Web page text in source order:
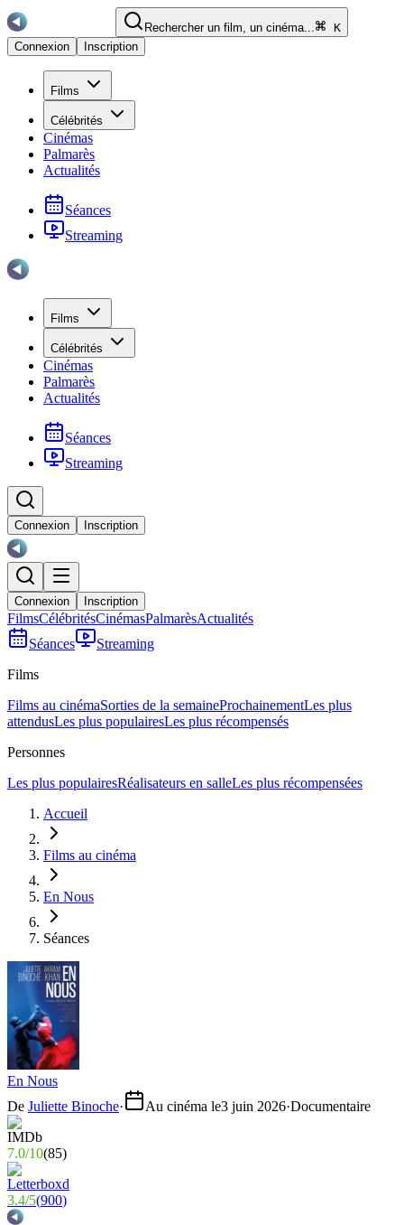
Rechercher un film, un cinéma...
K
Connexion
Inscription
Films
Célébrités
Cinémas
Palmarès
Actualités
Séances
Streaming
Films
Célébrités
Cinémas
Palmarès
Actualités
Séances
Streaming
Connexion Inscription
Connexion Inscription
FilmsCélébritésCinémasPalmarèsActualités
Séances
Streaming
Films
Films au cinémaSorties de la semaineProchainementLes plus
attendusLes plus populairesLes plus récompensés
Personnes
Les plus populairesRéalisateurs en salleLes plus récompensées
Accueil
Films au cinéma
En Nous
Séances
En Nous
De Juliette Binoche· Au cinéma le3 juin 2026·Documentaire
7.0/10(85)
3.4/5(900)